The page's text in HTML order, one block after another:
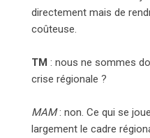
directement mais de
coûteuse.
TM : nous ne sommes
crise régionale ?
MAM: non. Ce qui se
largement le cadre